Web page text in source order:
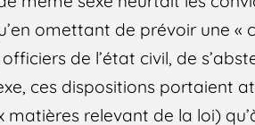
omettant de prévoir une «
de l’état civil, de
ces dispositions portaient
relevant de la loi)